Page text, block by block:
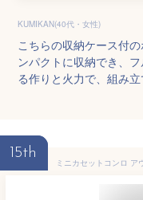
KUMIKAN(40代・女性)
こちらの収納ケース付
ンパクトに収納でき、
る作りと火力で、組み
15th